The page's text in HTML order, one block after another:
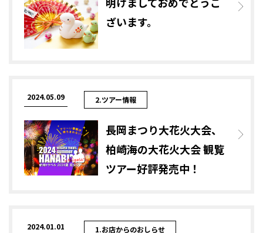
ざいます。
2024.05.09 2.ツアー情報
長岡まつり大花火大会、
柏崎海の大花火大会 観覧
ツアー好評発売中！
2024.01.01 1.お店からのおしらせ